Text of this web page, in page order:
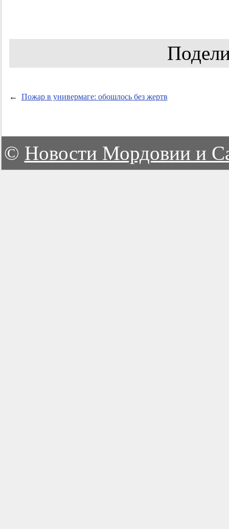
← Пожар в универмаге: обошлось без жертв
© Новости Мордовии и